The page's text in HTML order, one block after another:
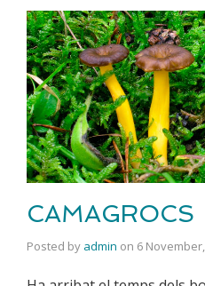
CAMAGROCS
Posted by admin on 6